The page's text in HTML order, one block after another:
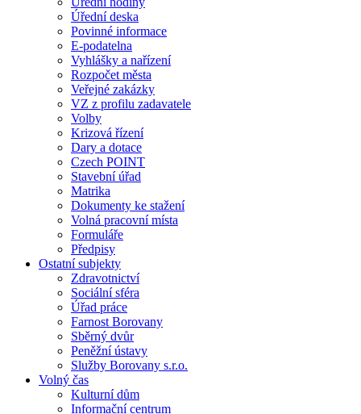
Úřední deska
Povinné informace
E-podatelna
Vyhlášky a nařízení
Rozpočet města
Veřejné zakázky
VZ z profilu zadavatele
Volby
Krizová řízení
Dary a dotace
Czech POINT
Stavební úřad
Matrika
Dokumenty ke stažení
Volná pracovní místa
Formuláře
Předpisy
Ostatní subjekty
Zdravotnictví
Sociální sféra
Úřad práce
Farnost Borovany
Sběrný dvůr
Peněžní ústavy
Služby Borovany s.r.o.
Volný čas
Kulturní dům
Informační centrum